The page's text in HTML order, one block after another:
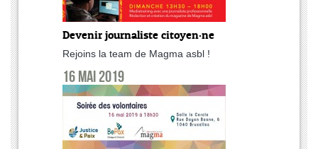
Devenir journaliste citoyen·ne
Rejoins la team de Magma asbl !
16 mai 2019